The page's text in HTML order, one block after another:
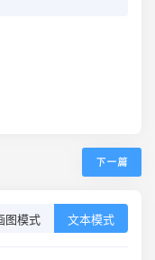
下一篇
图模式 文本模式